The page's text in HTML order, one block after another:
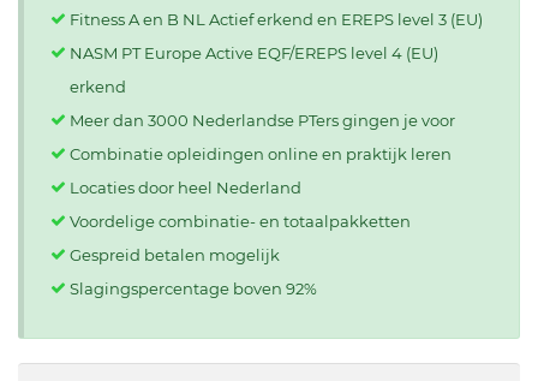
Fitness A en B NL Actief erkend en EREPS level 3 (EU)
NASM PT Europe Active EQF/EREPS level 4 (EU)
erkend
Meer dan 3000 Nederlandse PTers gingen je voor
Combinatie opleidingen online en praktijk leren
Locaties door heel Nederland
Voordelige combinatie- en totaalpakketten
Gespreid betalen mogelijk
Slagingspercentage boven 92%